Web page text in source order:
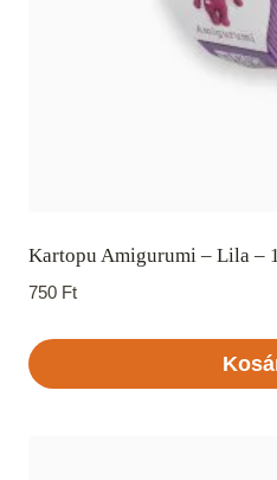
Kartopu Amigurumi – Lila –
750 Ft